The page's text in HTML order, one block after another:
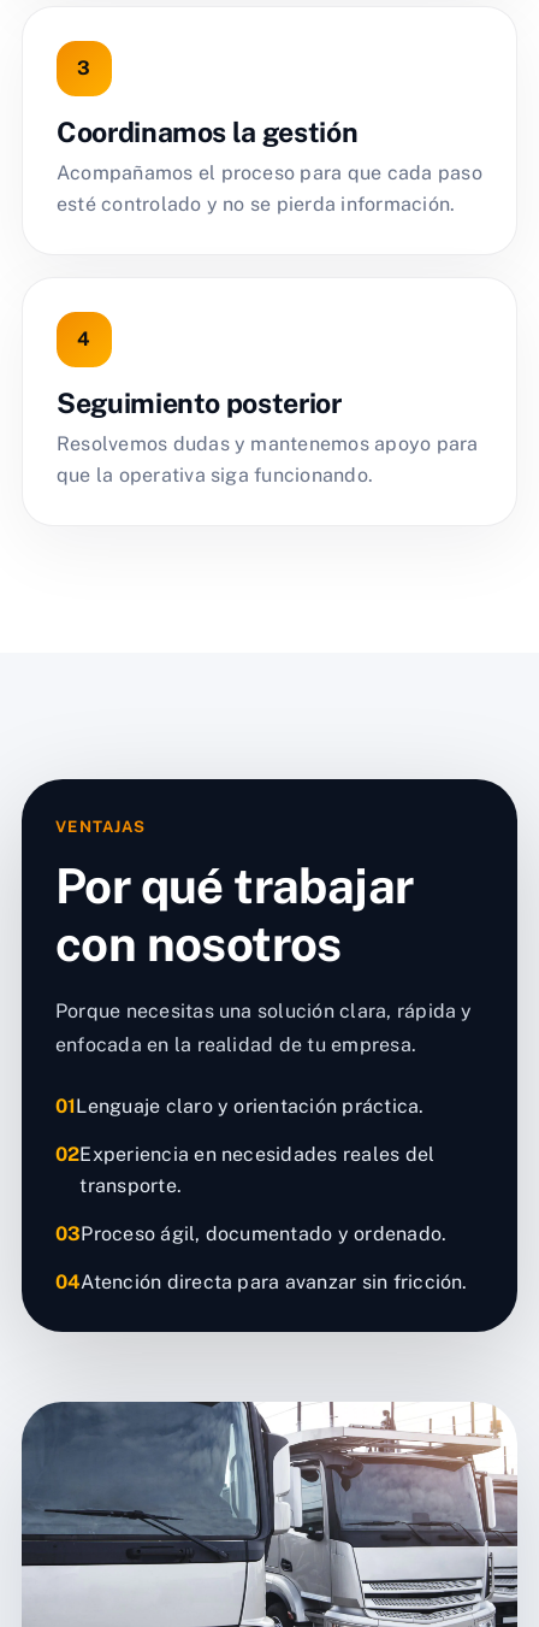
Coordinamos la gestión
Acompañamos el proceso para que cada paso
esté controlado y no se pierda información.
Seguimiento posterior
Resolvemos dudas y mantenemos apoyo para
que la operativa siga funcionando.
VENTAJAS
Por qué trabajar
con nosotros
Porque necesitas una solución clara, rápida y
enfocada en la realidad de tu empresa.
01Lenguaje claro y orientación práctica.
02Experiencia en necesidades reales del
transporte.
03Proceso ágil, documentado y ordenado.
04Atención directa para avanzar sin fricción.